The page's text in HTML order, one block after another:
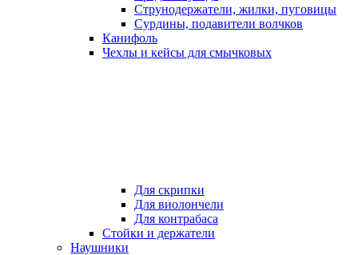
Струнодержатели, жилки, пуговицы
Сурдины, подавители волчков
Канифоль
Чехлы и кейсы для смычковых
Для скрипки
Для виолончели
Для контрабаса
Стойки и держатели
Наушники